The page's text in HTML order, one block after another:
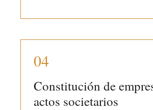
04
Constitución de
actos societarios